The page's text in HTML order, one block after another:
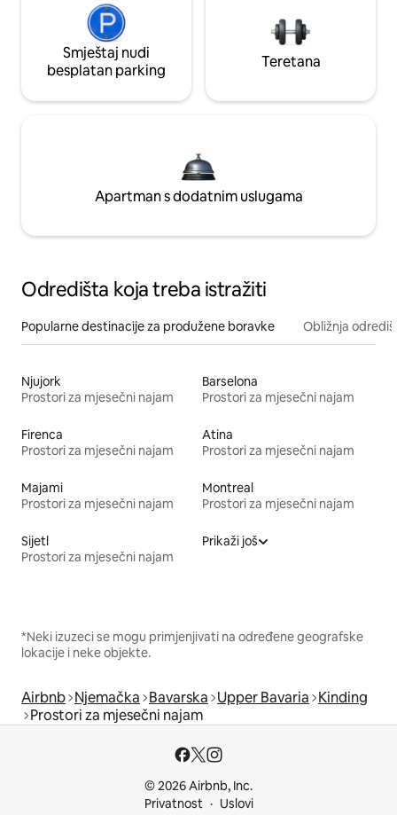
Smještaj nudi
besplatan parking
Teretana
Apartman s dodatnim uslugama
Odredišta koja treba istražiti
Popularne destinacije za produžene boravke Obližnja
Njujork
Prostori za mjesečni najam
Barselona
Prostori za mjesečni najam
Firenca
Prostori za mjesečni najam
Atina
Prostori za mjesečni najam
Majami
Prostori za mjesečni najam
Montreal
Prostori za mjesečni najam
Sijetl
Prostori za mjesečni najam
Prikaži još
*Neki izuzeci se mogu primjenjivati na određene geografske
lokacije i neke objekte.
Airbnb Njemačka Bavarska Upper Bavaria Kinding
Prostori za mjesečni najam
© 2026 Airbnb, Inc.
Privatnost
Uslovi